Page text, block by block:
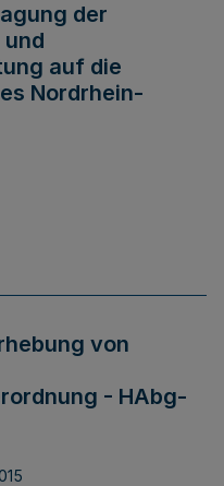
der
auf die
Nordrhein-
von
- HAbg-